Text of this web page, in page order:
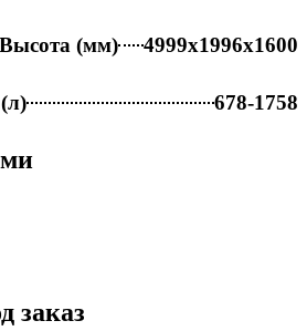
(мм) 4999x1996x1600
678-1758
заказ